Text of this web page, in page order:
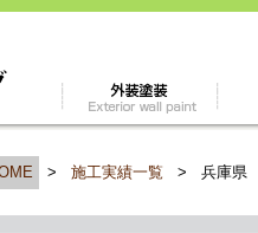
> 施工実績一覧 > 兵庫県